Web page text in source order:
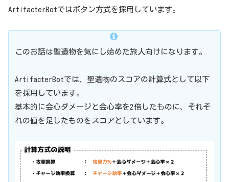
ArtifacterBotではボタン方式を採用しています。
このお話は聖遺物を気にし始めた旅人向けになります。
ArtifacterBotでは、聖遺物のスコアの計算式として以下
を採用しています。
基本的に会心ダメージと会心率を2倍したものに、それぞ
れの値を足したものをスコアとしています。